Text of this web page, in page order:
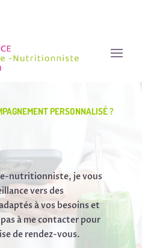
PERSONNALISÉ ?
nutritionniste, je vous
vers des
à vos besoins et
à me contacter pour
de rendez-vous.